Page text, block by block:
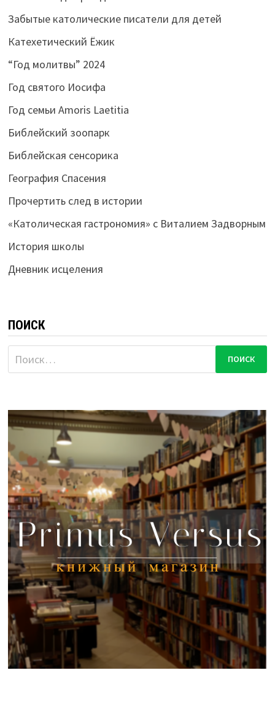
Забытые католические писатели для детей
Катехетический Ёжик
“Год молитвы” 2024
Год святого Иосифа
Год семьи Amoris Laetitia
Библейский зоопарк
Библейская сенсорика
География Спасения
Прочертить след в истории
«Католическая гастрономия» с Виталием Задворным
История школы
Дневник исцеления
ПОИСК
Найти: